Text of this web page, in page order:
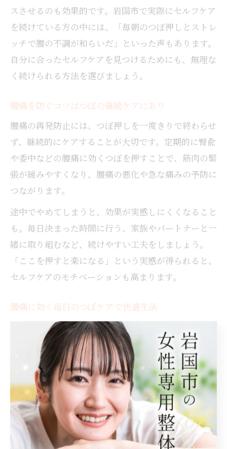
スさせるのも効果的です。岩国市で実際にセルフケア
を続けている方の中には、「毎朝のつぼ押しとストレ
ッチで腰の不調が和らいだ」といった声もあります。
自分に合ったセルフケアを見つけるためにも、無理な
く続けられる方法を選びましょう。
腰痛を防ぐコツはつぼの継続ケアにあり
腰痛の再発防止には、つぼ押しを一度きりで終わらせ
ず、継続的にケアすることが大切です。定期的に腎兪
や委中などの腰痛に効くつぼを押すことで、筋肉の緊
張が緩みやすくなり、腰痛の悪化や急な痛みの予防に
つながります。
途中でやめてしまうと、効果が実感しにくくなること
も。毎日決まった時間に行う、家族やパートナーと一
緒に取り組むなど、続けやすい工夫をしましょう。
「ここを押すと楽になる」という実感が得られると、
セルフケアのモチベーションも高まります。
腰痛に効く毎日のつぼケアで快適生活
腰痛に効くつぼ押しを毎日の習慣にすることで、日常
生活の質が向上したという実感を得る方が増えていま
す。特別な道具や強い力は必要なく、手軽にできるた
め、幅広い年代で取り入れやすいのが魅力です。特に
岩国市では、畑仕事やデスクワークなど腰へ負担がか
かる環境が多いため、セルフケアの重要性が高まって
います。
「毎日つぼを押すことで腰の重さが軽減した」「仕事